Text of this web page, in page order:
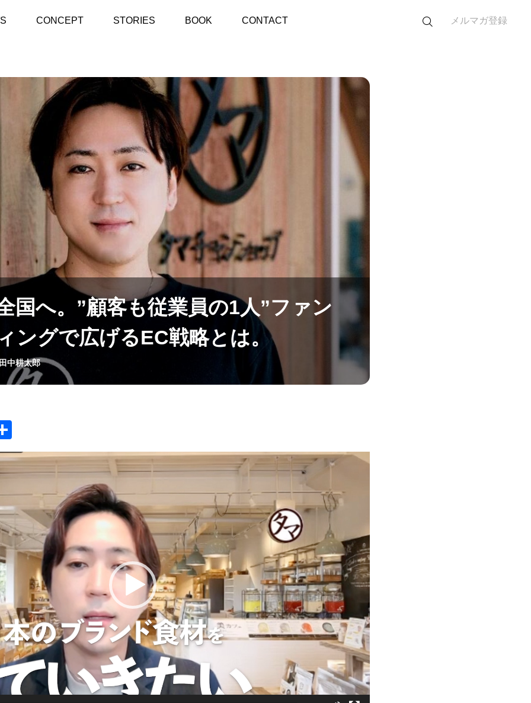
CONCEPT STORIES BOOK CONTACT メルマガ登録
ら全国へ。”顧客も従業員の1人”ファンマーケティングで広げるEC戦略とは。
国へ。”顧客も従業員の1人”ファン
ングで広げるEC戦略とは。
中耕太郎
有